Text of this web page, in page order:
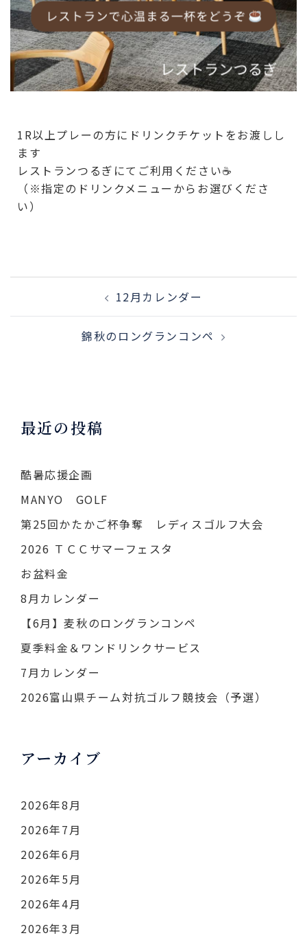
1R以上プレーの方にドリンクチケットをお渡しし
ます
レストランつるぎにてご利用ください☕
（※指定のドリンクメニューからお選びくださ
い）
12月カレンダー
錦秋のロングランコンペ
最近の投稿
酷暑応援企画
MANYO GOLF
第25回かたかご杯争奪 レディスゴルフ大会
2026 ＴＣＣサマーフェスタ
お盆料金
8月カレンダー
【6月】麦秋のロングランコンペ
夏季料金＆ワンドリンクサービス
7月カレンダー
2026富山県チーム対抗ゴルフ競技会（予選）
アーカイブ
2026年8月
2026年7月
2026年6月
2026年5月
2026年4月
2026年3月